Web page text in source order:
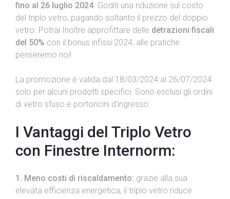
fino al 26 luglio 2024. Goditi una riduzione sul costo
del triplo vetro, pagando soltanto il prezzo del doppio
vetro. Potrai Inoltre approfittare delle detrazioni fiscali
del 50% con il bonus infissi 2024: alle pratiche
penseremo noi!
La promozione è valida dal 18/03/2024 al 26/07/2024
solo per alcuni prodotti specifici. Sono esclusi gli ordini
di vetro sfuso e portoncini d’ingresso.
I Vantaggi del Triplo Vetro
con Finestre Internorm:
1. Meno costi di riscaldamento: grazie alla sua
elevata efficienza energetica, il triplo vetro riduce